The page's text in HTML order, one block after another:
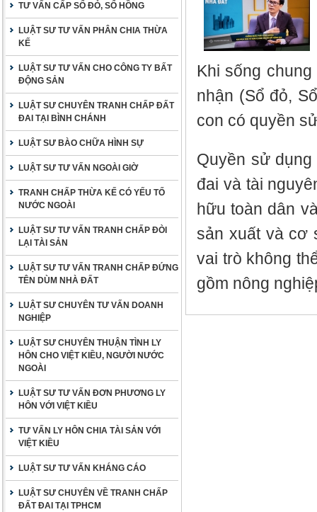
TƯ VẤN CẤP SỔ ĐỎ, SỔ HỒNG
LUẬT SƯ TƯ VẤN PHÂN CHIA THỪA
KẾ
LUẬT SƯ TƯ VẤN CHO CÔNG TY BẤT
ĐỘNG SẢN
LUẬT SƯ CHUYÊN TRANH CHẤP ĐẤT
ĐAI TẠI BÌNH CHÁNH
LUẬT SƯ BÀO CHỮA HÌNH SỰ
LUẬT SƯ TƯ VẤN NGOÀI GIỜ
TRANH CHẤP THỪA KẾ CÓ YẾU TỐ
NƯỚC NGOÀI
LUẬT SƯ TƯ VẤN TRANH CHẤP ĐÒI
LẠI TÀI SẢN
LUẬT SƯ TƯ VẤN TRANH CHẤP ĐỨNG
TÊN DÙM NHÀ ĐẤT
LUẬT SƯ CHUYÊN TƯ VẤN DOANH
NGHIỆP
LUẬT SƯ CHUYÊN THUẬN TÌNH LY
HÔN CHO VIỆT KIỀU, NGƯỜI NƯỚC
NGOÀI
LUẬT SƯ TƯ VẤN ĐƠN PHƯƠNG LY
HÔN VỚI VIỆT KIỀU
TƯ VẤN LY HÔN CHIA TÀI SẢN VỚI
VIỆT KIỀU
LUẬT SƯ TƯ VẤN KHÁNG CÁO
LUẬT SƯ CHUYÊN VỀ TRANH CHẤP
ĐẤT ĐAI TẠI TPHCM
Khi sống
nhận (Sổ đỏ,
con có quyền
Quyền sử
đai và tài
hữu toàn dân
sản xuất và cơ
vai trò không
gồm nông